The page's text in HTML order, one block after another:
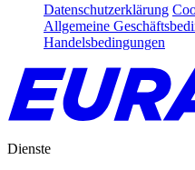
Datenschutzerklärung
Allgemeine
Handelsbedingungen
Dienste